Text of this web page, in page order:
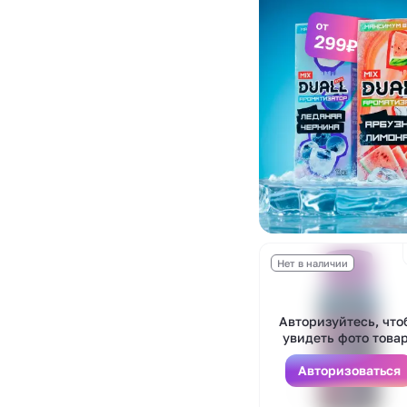
Нет в наличии
Авторизуйтесь,
увидеть фото
Авторизоваться